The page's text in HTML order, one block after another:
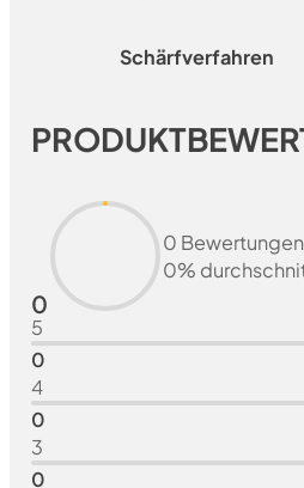
Schärfverfahren
0
0 Bewertungen
0%
5
0
4
0
3
0